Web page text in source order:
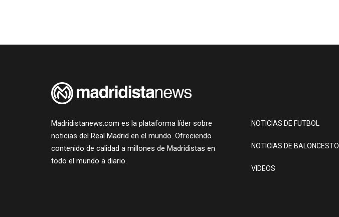
Madridistanews.com es la plataforma líder sobre
noticias del Real Madrid en el mundo. Ofreciendo
contenido de calidad a millones de Madridistas en
todo el mundo a diario.
NOTICIAS DE FUTBOL
NOTICIAS DE BALONCESTO
VIDEOS